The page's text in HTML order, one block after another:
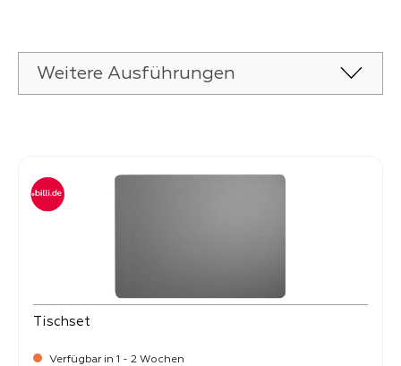
Weitere Ausführungen
Tischset
Verfügbar in 1 - 2 Wochen